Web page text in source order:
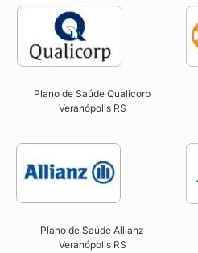
Plano de Saúde Qualicorp
Veranópolis RS​
Plano de Saúde Allianz
Veranópolis RS​